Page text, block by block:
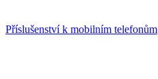
Příslušenství k mobilním telefonům